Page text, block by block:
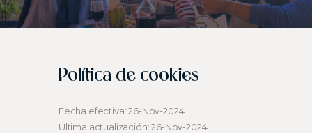
CONTACTA
Política de cookies
Fecha efectiva: 26-Nov-2024
Última actualización: 26-Nov-2024